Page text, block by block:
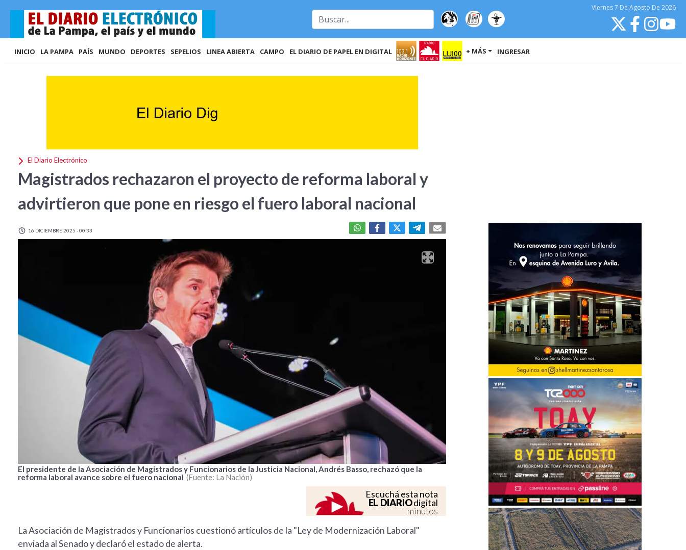
Viernes7 De Agosto De 2026
INICIO LA PAMPA PAÍS MUNDO DEPORTES SEPELIOS LINEA ABIERTA CAMPO EL DIARIO DE PAPEL EN DIGITAL + MÁS INGRESAR
El Diario Electrónico
Magistrados rechazaron el proyecto de reforma laboral y
advirtieron que pone en riesgo el fuero laboral nacional
16 DICIEMBRE 2025 - 00:33
El presidente de la Asociación de Magistrados y Funcionarios de la Justicia Nacional, Andrés Basso, rechazó que la
reforma laboral avance sobre el fuero nacional
Fuente: La Nación
Escuchá esta nota
EL DIARIOdigital
minutos
La Asociación de Magistrados y Funcionarios cuestionó artículos de la "Ley de Modernización Laboral"
enviada al Senado y declaró el estado de alerta.